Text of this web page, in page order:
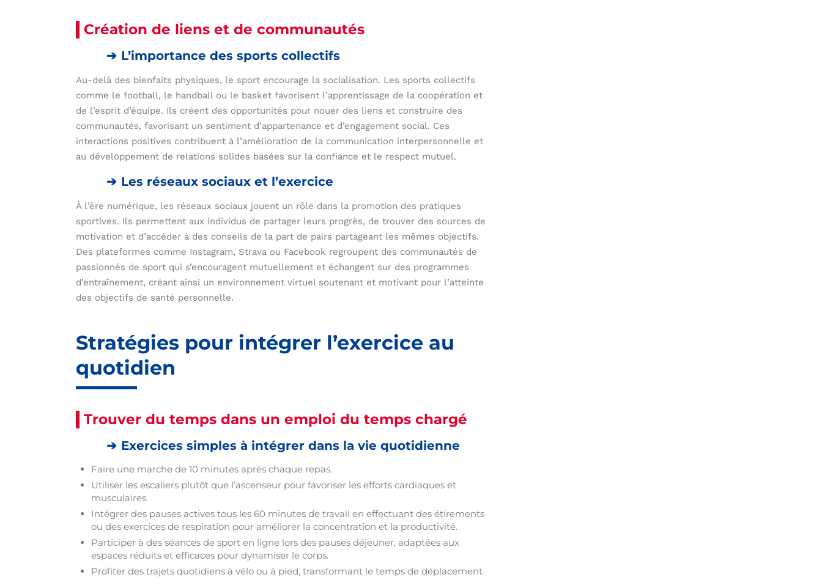
Création de liens et de communautés
L’importance des sports collectifs
Au-delà des bienfaits physiques, le sport encourage la socialisation. Les sports collectifs
comme le football, le handball ou le basket favorisent l’apprentissage de la coopération et
de l’esprit d’équipe. Ils créent des opportunités pour nouer des liens et construire des
communautés, favorisant un sentiment d’appartenance et d’engagement social. Ces
interactions positives contribuent à l’amélioration de la communication interpersonnelle et
au développement de relations solides basées sur la confiance et le respect mutuel.
Les réseaux sociaux et l’exercice
À l’ère numérique, les réseaux sociaux jouent un rôle dans la promotion des pratiques
sportives. Ils permettent aux individus de partager leurs progrès, de trouver des sources de
motivation et d’accéder à des conseils de la part de pairs partageant les mêmes objectifs.
Des plateformes comme Instagram, Strava ou Facebook regroupent des communautés de
passionnés de sport qui s’encouragent mutuellement et échangent sur des programmes
d’entraînement, créant ainsi un environnement virtuel soutenant et motivant pour l’atteinte
des objectifs de santé personnelle.
Stratégies pour intégrer l’exercice au
quotidien
Trouver du temps dans un emploi du temps chargé
Exercices simples à intégrer dans la vie quotidienne
Faire une marche de 10 minutes après chaque repas.
Utiliser les escaliers plutôt que l’ascenseur pour favoriser les efforts cardiaques et
musculaires.
Intégrer des pauses actives tous les 60 minutes de travail en effectuant des étirements
ou des exercices de respiration pour améliorer la concentration et la productivité.
Participer à des séances de sport en ligne lors des pauses déjeuner, adaptées aux
espaces réduits et efficaces pour dynamiser le corps.
Profiter des trajets quotidiens à vélo ou à pied, transformant le temps de déplacement